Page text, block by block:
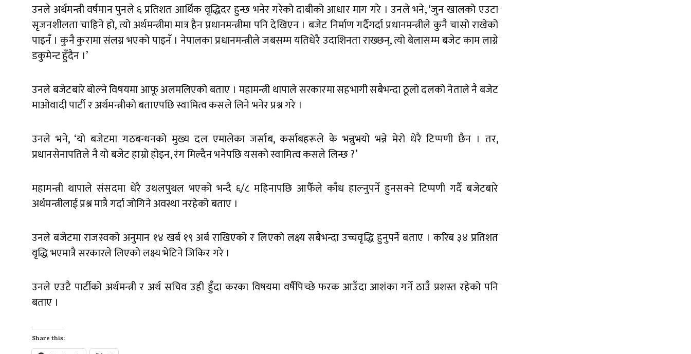
उनले अर्थमन्त्री वर्षमान पुनले ६ प्रतिशत आर्थिक वृद्धिदर हुन्छ भनेर गरेको दाबीको आधार माग गरे । उनले भने, ‘जुन खालको एउटा
सृजनशीलता चाहिने हो, त्यो अर्थमन्त्रीमा मात्र हैन प्रधानमन्त्रीमा पनि देखिएन । बजेट निर्माण गर्दैगर्दा प्रधानमन्त्रीले कुनै चासो राखेको
पाइनँ । कुनै कुरामा संलग्न भएको पाइनँ । नेपालका प्रधानमन्त्रीले जबसम्म यतिधेरै उदाशिनता राख्छन्, त्यो बेलासम्म बजेट काम लाग्ने
डकुमेन्ट हुँदैन ।’
उनले बजेटबारे बोल्ने विषयमा आफू अलमलिएको बताए । महामन्त्री थापाले सरकारमा सहभागी सबैभन्दा ठूलो दलको नेताले नै बजेट
माओवादी पार्टी र अर्थमन्त्रीको बताएपछि स्वामित्व कसले लिने भनेर प्रश्न गरे ।
उनले भने, ‘यो बजेटमा गठबन्धनको मुख्य दल एमालेका जर्साब, कर्साबहरूले के भन्नुभयो भन्ने मेरो धेरै टिप्पणी छैन । तर,
प्रधानसेनापतिले नै यो बजेट हाम्रो होइन, रंग मिल्दैन भनेपछि यसको स्वामित्व कसले लिन्छ ?’
महामन्त्री थापाले संसदमा धेरै उथलपुथल भएको भन्दै ६/८ महिनापछि आफैँले काँध हाल्नुपर्ने हुनसक्ने टिप्पणी गर्दै बजेटबारे
अर्थमन्त्रीलाई प्रश्न मात्रै गर्दा जोगिने अवस्था नरहेको बताए ।
उनले बजेटमा राजस्वको अनुमान १४ खर्ब १९ अर्ब राखिएको र लिएको लक्ष्य सबैभन्दा उच्चवृद्धि हुनुपर्ने बताए । करिब ३४ प्रतिशत
वृद्धि भएमात्रै सरकारले लिएको लक्ष्य भेटिने जिकिर गरे ।
उनले एउटै पार्टीको अर्थमन्त्री र अर्थ सचिव उही हुँदा करका विषयमा वर्षैपिच्छे फरक आउँदा आशंका गर्ने ठाउँ प्रशस्त रहेको पनि
बताए ।
Share this: